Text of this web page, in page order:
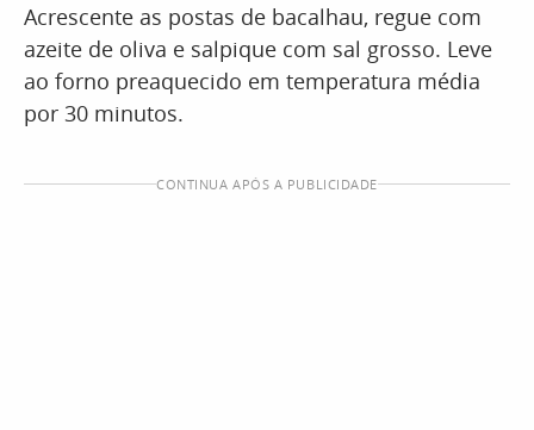
Acrescente as postas de bacalhau, regue com
azeite de oliva e salpique com sal grosso. Leve
ao forno preaquecido em temperatura média
por 30 minutos.
CONTINUA APÓS A PUBLICIDADE